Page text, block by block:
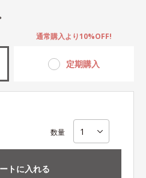
定期購入
通常購入より10%OFF!
数量
トに入れる